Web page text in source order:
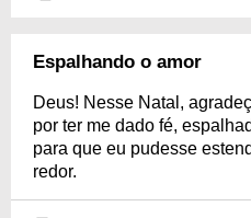
Espalhando o amor
Deus! Nesse Natal,
por ter me dado fé,
para que eu pudesse
redor.